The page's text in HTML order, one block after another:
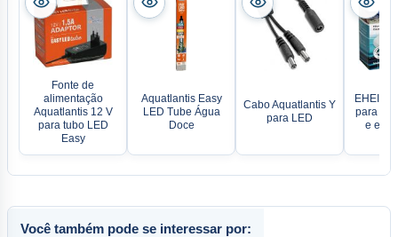
Fonte de
alimentação
Aquatlantis 12 V
para tubo LED
Easy
Aquatlantis Easy
LED Tube Água
Doce
Cabo Aquatlantis Y
para LED
EHEIM
para
e
Você também pode se interessar por: